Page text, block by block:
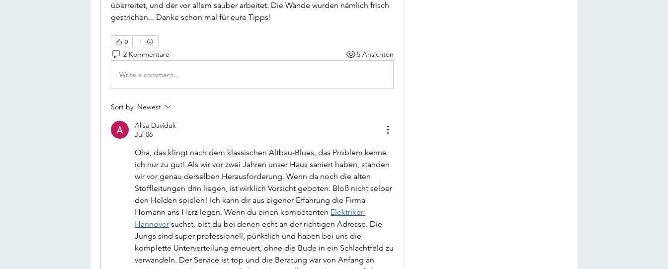
überreitet, und der vor allem sauber arbeitet. Die Wände wurden nämlich frisch
gestrichen... Danke schon mal für eure Tipps!
0
2 Kommentare 5 Ansichten
Write a comment...
Sort by: Newest
Alisa Daviduk
Jul 06
Oha, das klingt nach dem klassischen Altbau-Blues, das Problem kenne
ich nur zu gut! Als wir vor zwei Jahren unser Haus saniert haben, standen
wir vor genau derselben Herausforderung. Wenn da noch die alten
Stoffleitungen drin liegen, ist wirklich Vorsicht geboten. Bloß nicht selber
den Helden spielen! Ich kann dir aus eigener Erfahrung die Firma
Homann ans Herz legen. Wenn du einen kompetenten Elektriker
Hannover suchst, bist du bei denen echt an der richtigen Adresse. Die
Jungs sind super professionell, pünktlich und haben bei uns die
komplette Unterverteilung erneuert, ohne die Bude in ein Schlachtfeld zu
verwandeln. Der Service ist top und die Beratung war von Anfang an